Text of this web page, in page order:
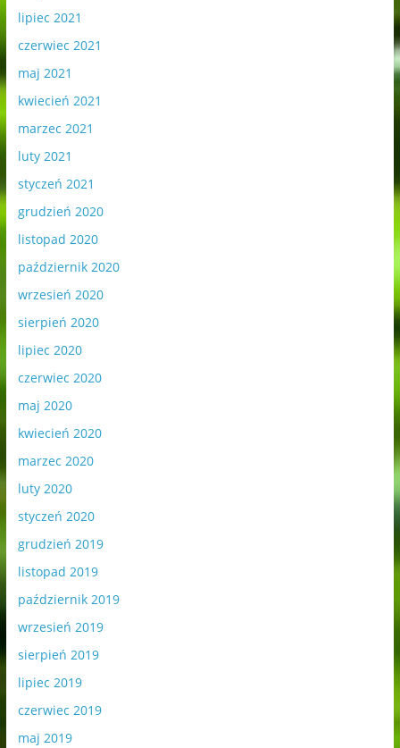
lipiec 2021
czerwiec 2021
maj 2021
kwiecień 2021
marzec 2021
luty 2021
styczeń 2021
grudzień 2020
listopad 2020
październik 2020
wrzesień 2020
sierpień 2020
lipiec 2020
czerwiec 2020
maj 2020
kwiecień 2020
marzec 2020
luty 2020
styczeń 2020
grudzień 2019
listopad 2019
październik 2019
wrzesień 2019
sierpień 2019
lipiec 2019
czerwiec 2019
maj 2019